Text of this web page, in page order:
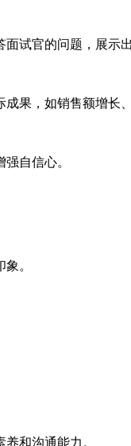
试官的问题，展示
果，如销售额增长、
自信心。
。
和沟通能力。